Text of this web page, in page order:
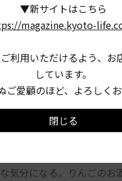
気分になる。りんごのお
▼新サイトはこちら
magazine.kyoto-
利用いただけるよう、お
しています。
ご愛顧のほど、よろしくお
閉じる